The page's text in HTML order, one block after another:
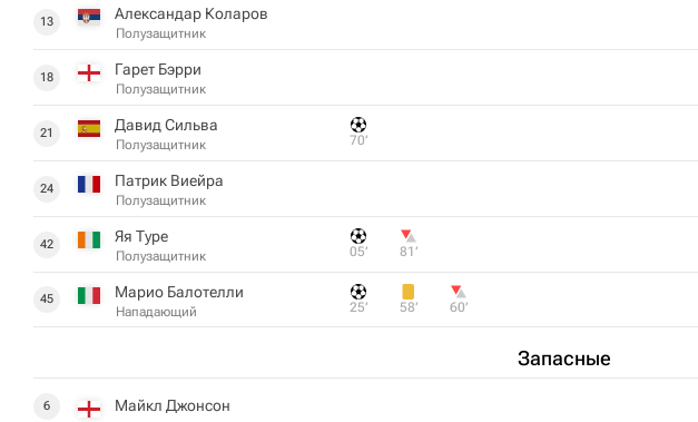
13 Александaр Коларов
Полузащитник
18 Гарет Бэрри
Полузащитник
21 Давид Сильва
Полузащитник 70‎’‎
24 Патрик Виейра
Полузащитник
42 Яя Туре
Полузащитник 05‎’‎ 81‎’‎
45 Марио Балотелли
Нападающий 25‎’‎ 58‎’‎ 60‎’‎
Запасные
6 Майкл Джонсон